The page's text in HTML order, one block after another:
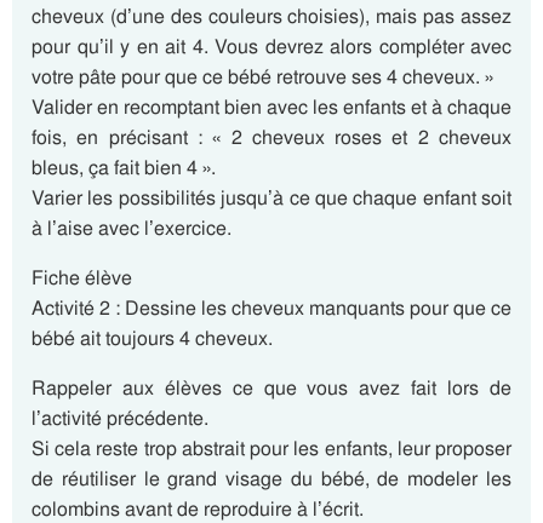
cheveux (d’une des couleurs choisies), mais pas assez
pour qu’il y en ait 4. Vous devrez alors compléter avec
votre pâte pour que ce bébé retrouve ses 4 cheveux. »
Valider en recomptant bien avec les enfants et à chaque
fois, en précisant : « 2 cheveux roses et 2 cheveux
bleus, ça fait bien 4 ».
Varier les possibilités jusqu’à ce que chaque enfant soit
à l’aise avec l’exercice.
Fiche élève
Activité 2 : Dessine les cheveux manquants pour que ce
bébé ait toujours 4 cheveux.
Rappeler aux élèves ce que vous avez fait lors de
l’activité précédente.
Si cela reste trop abstrait pour les enfants, leur proposer
de réutiliser le grand visage du bébé, de modeler les
colombins avant de reproduire à l’écrit.